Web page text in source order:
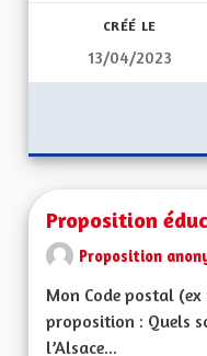
CRÉÉ LE
13/04/2023
Proposition
Proposition
Mon Code postal
proposition : Quels
l’Alsace...